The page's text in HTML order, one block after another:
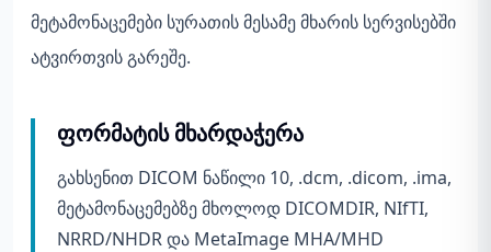
მეტამონაცემები სურათის მესამე მხარის სერვისებში
ატვირთვის გარეშე.
ფორმატის მხარდაჭერა
გახსენით DICOM ნაწილი 10, .dcm, .dicom, .ima,
მეტამონაცემებზე მხოლოდ DICOMDIR, NIfTI,
NRRD/NHDR და MetaImage MHA/MHD